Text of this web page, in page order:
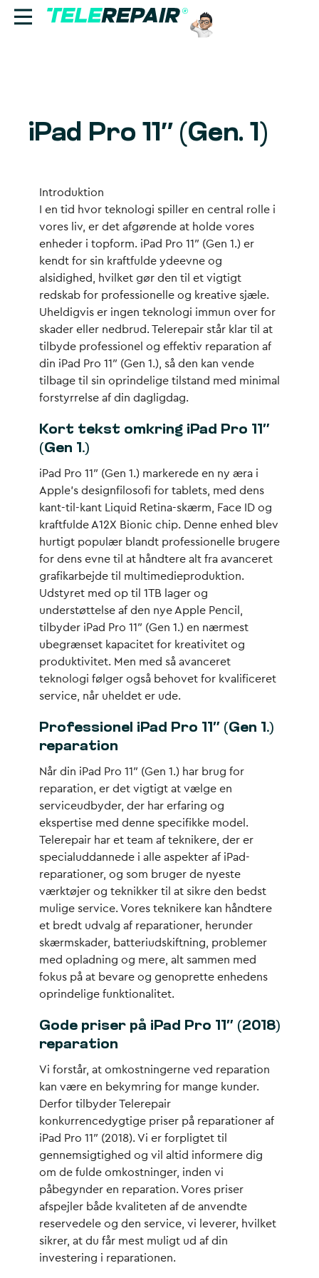
Find butik
Ring til os:
+45 70 60 55 90
iPad Pro 11″ (Gen. 1)
Introduktion
I en tid hvor teknologi spiller en central rolle i
vores liv, er det afgørende at holde vores
enheder i topform. iPad Pro 11″ (Gen 1.) er
kendt for sin kraftfulde ydeevne og
alsidighed, hvilket gør den til et vigtigt
redskab for professionelle og kreative sjæle.
Uheldigvis er ingen teknologi immun over for
skader eller nedbrud. Telerepair står klar til at
tilbyde professionel og effektiv reparation af
din iPad Pro 11″ (Gen 1.), så den kan vende
tilbage til sin oprindelige tilstand med minimal
forstyrrelse af din dagligdag.
Kort tekst omkring iPad Pro 11″
(Gen 1.)
iPad Pro 11″ (Gen 1.) markerede en ny æra i
Apple’s designfilosofi for tablets, med dens
kant-til-kant Liquid Retina-skærm, Face ID og
kraftfulde A12X Bionic chip. Denne enhed blev
hurtigt populær blandt professionelle brugere
for dens evne til at håndtere alt fra avanceret
grafikarbejde til multimedieproduktion.
Udstyret med op til 1TB lager og
understøttelse af den nye Apple Pencil,
tilbyder iPad Pro 11″ (Gen 1.) en nærmest
ubegrænset kapacitet for kreativitet og
produktivitet. Men med så avanceret
teknologi følger også behovet for kvalificeret
service, når uheldet er ude.
Professionel iPad Pro 11″ (Gen 1.)
reparation
Når din iPad Pro 11″ (Gen 1.) har brug for
reparation, er det vigtigt at vælge en
serviceudbyder, der har erfaring og
ekspertise med denne specifikke model.
Telerepair har et team af teknikere, der er
specialuddannede i alle aspekter af iPad-
reparationer, og som bruger de nyeste
værktøjer og teknikker til at sikre den bedst
mulige service. Vores teknikere kan håndtere
et bredt udvalg af reparationer, herunder
skærmskader, batteriudskiftning, problemer
med opladning og mere, alt sammen med
fokus på at bevare og genoprette enhedens
oprindelige funktionalitet.
Gode priser på iPad Pro 11″ (2018)
reparation
Vi forstår, at omkostningerne ved reparation
kan være en bekymring for mange kunder.
Derfor tilbyder Telerepair
konkurrencedygtige priser på reparationer af
iPad Pro 11″ (2018). Vi er forpligtet til
gennemsigtighed og vil altid informere dig
om de fulde omkostninger, inden vi
påbegynder en reparation. Vores priser
afspejler både kvaliteten af de anvendte
reservedele og den service, vi leverer, hvilket
sikrer, at du får mest muligt ud af din
investering i reparationen.